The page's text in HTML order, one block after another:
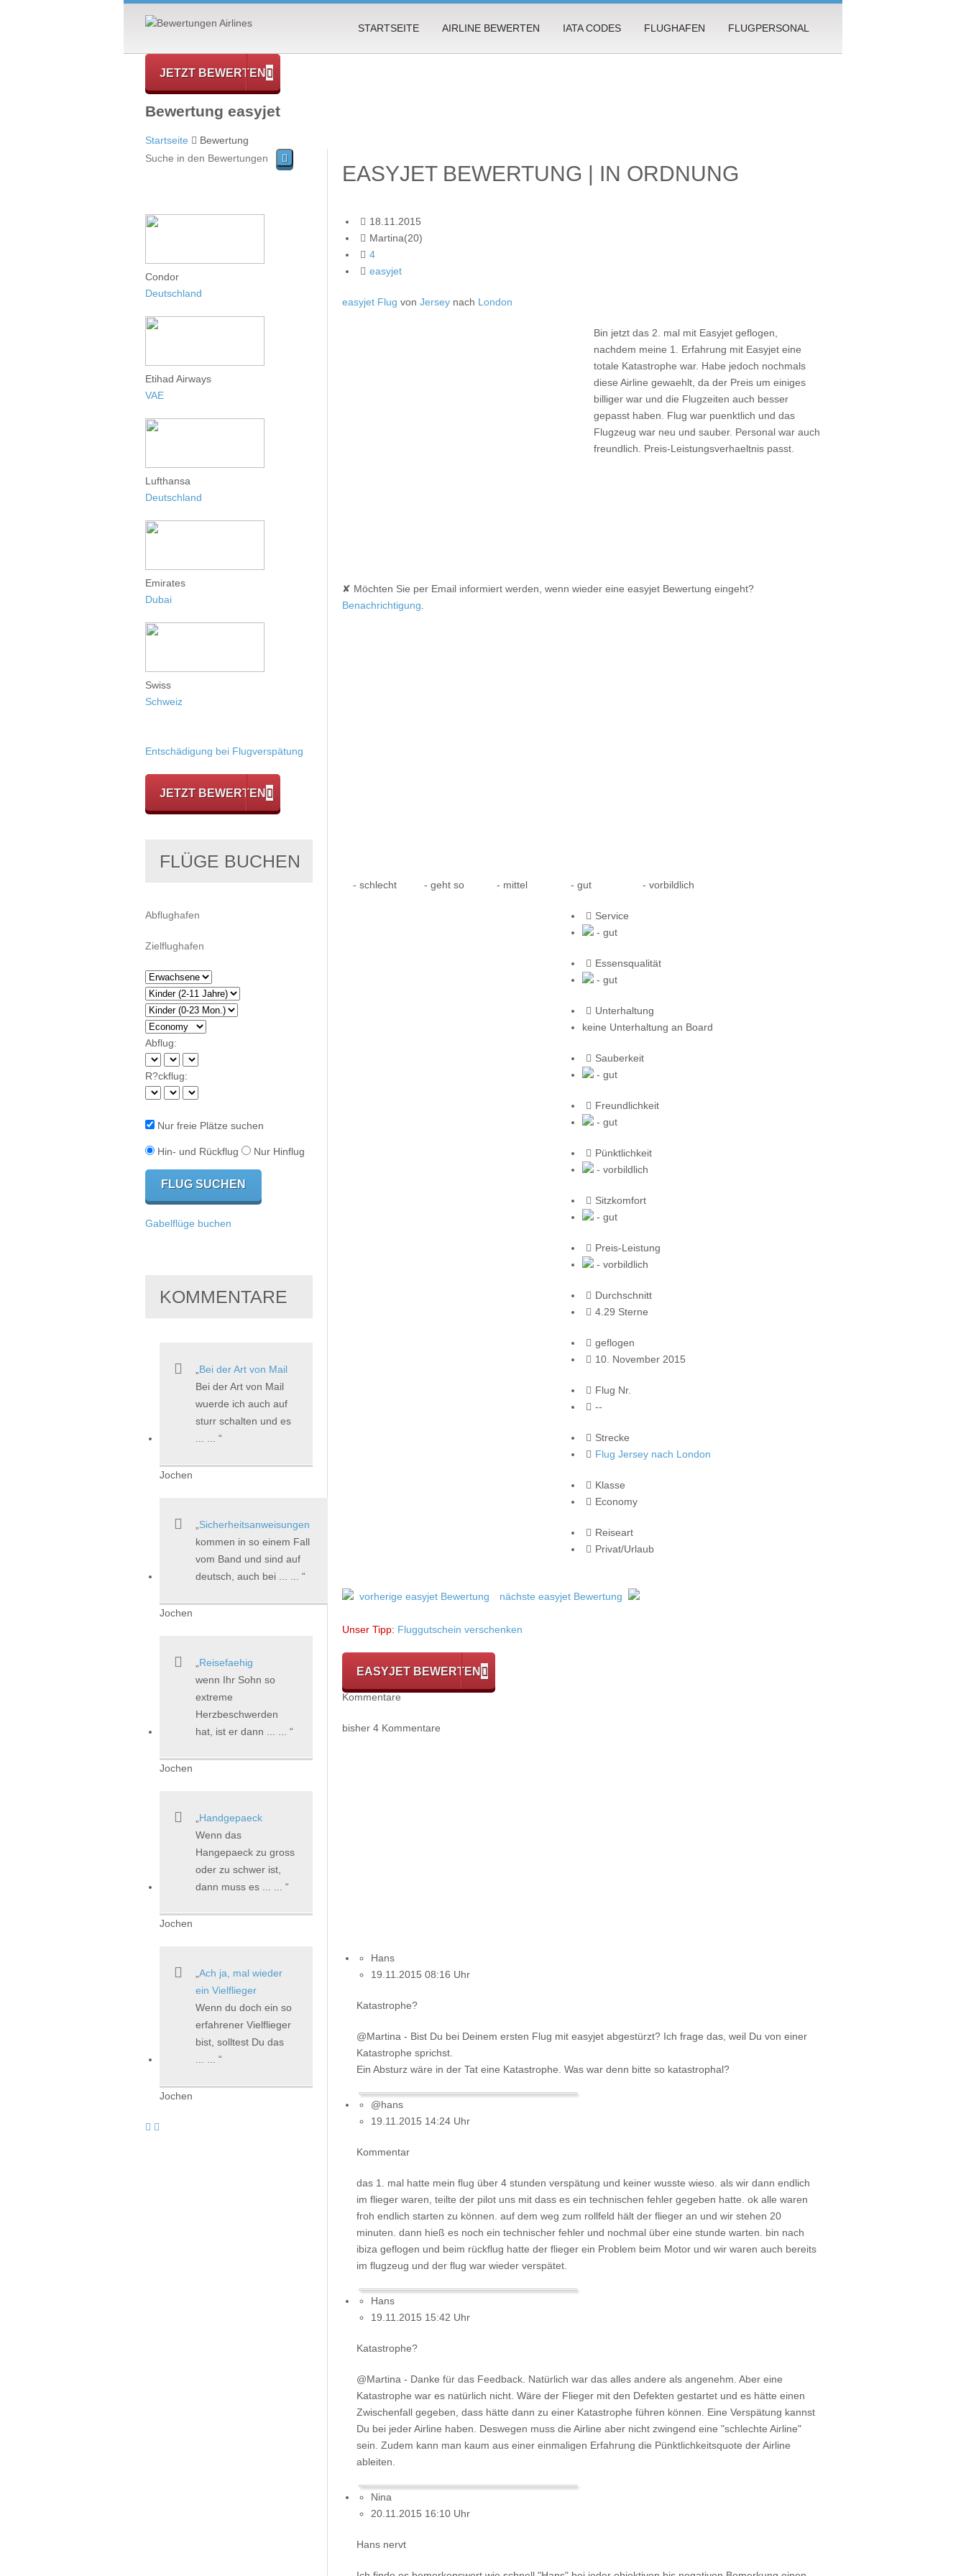
STARTSEITE AIRLINE BEWERTEN IATA CODES FLUGHAFEN FLUGPERSONAL
JETZT BEWERTEN
Bewertung easyjet
Startseite Bewertung
EASYJET BEWERTUNG | IN ORDNUNG
18.11.2015
Martina(20)
4
easyjet
easyjet Flug vonJersey nach London
Bin jetzt das 2. mal mit Easyjet geflogen,
nachdem meine 1. Erfahrung mit Easyjet eine
totale Katastrophe war. Habe jedoch nochmals
diese Airline gewaehlt, da der Preis um einiges
billiger war und die Flugzeiten auch besser
gepasst haben. Flug war puenktlich und das
Flugzeug war neu und sauber. Personal war auch
freundlich. Preis-Leistungsverhaeltnis passt.
✘ Möchten Sie per Email informiert werden, wenn wieder eine easyjet Bewertung eingeht?
Benachrichtigung
- schlecht - geht so - mittel - gut - vorbildlich
Service
- gut
Essensqualität
- gut
Unterhaltung
keine Unterhaltung an Board
Sauberkeit
- gut
Freundlichkeit
- gut
Pünktlichkeit
- vorbildlich
Sitzkomfort
- gut
Preis-Leistung
- vorbildlich
Durchschnitt
4.29 Sterne
geflogen
10. November 2015
Flug Nr.
--
Strecke
Flug Jersey nach London
Klasse
Economy
Reiseart
Privat/Urlaub
vorherige easyjet Bewertung nächste easyjet Bewertung
Unser Tipp: Fluggutschein verschenken
EASYJET BEWERTEN
Kommentare
bisher 4 Kommentare
Hans
19.11.2015 08:16 Uhr
Katastrophe?
@Martina - Bist Du bei Deinem ersten Flug mit easyjet abgestürzt? Ich frage das, weil Du von einer
Katastrophe sprichst.
Ein Absturz wäre in der Tat eine Katastrophe. Was war denn bitte so katastrophal?
@hans
19.11.2015 14:24 Uhr
Kommentar
das 1. mal hatte mein flug über 4 stunden verspätung und keiner wusste wieso. als wir dann endlich
im flieger waren, teilte der pilot uns mit dass es ein technischen fehler gegeben hatte. ok alle waren
froh endlich starten zu können. auf dem weg zum rollfeld hält der flieger an und wir stehen 20
minuten. dann hieß es noch ein technischer fehler und nochmal über eine stunde warten. bin nach
ibiza geflogen und beim rückflug hatte der flieger ein Problem beim Motor und wir waren auch bereits
im flugzeug und der flug war wieder verspätet.
Hans
19.11.2015 15:42 Uhr
Katastrophe?
@Martina - Danke für das Feedback. Natürlich war das alles andere als angenehm. Aber eine
Katastrophe war es natürlich nicht. Wäre der Flieger mit den Defekten gestartet und es hätte einen
Zwischenfall gegeben, dass hätte dann zu einer Katastrophe führen können. Eine Verspätung kannst
Du bei jeder Airline haben. Deswegen muss die Airline aber nicht zwingend eine "schlechte Airline"
sein. Zudem kann man kaum aus einer einmaligen Erfahrung die Pünktlichkeitsquote der Airline
ableiten.
Nina
20.11.2015 16:10 Uhr
Hans nervt
Condor
Deutschland
Etihad Airways
VAE
Lufthansa
Deutschland
Emirates
Dubai
Swiss
Schweiz
Entschädigung bei Flugverspätung
JETZT BEWERTEN
FLÜGE BUCHEN
Abflug:
R?ckflug:
Nur freie Plätze suchen
Hin- und Rückflug Nur Hinflug
Gabelflüge buchen
KOMMENTARE
Bei der Art von Mail
Bei der Art von Mail
wuerde ich auch auf
sturr schalten und es
Jochen
Sicherheitsanweisungen
kommen in so einem Fall
vom Band und sind auf
deutsch, auch bei ... ...
Jochen
Reisefaehig
wenn Ihr Sohn so
extreme
Herzbeschwerden
hat, ist er dann ... ...
Jochen
Handgepaeck
Wenn das
Hangepaeck zu gross
oder zu schwer ist,
dann muss es ... ...
Jochen
Ach ja, mal wieder
ein Vielflieger
Wenn du doch ein so
erfahrener Vielflieger
bist, solltest Du das
Jochen